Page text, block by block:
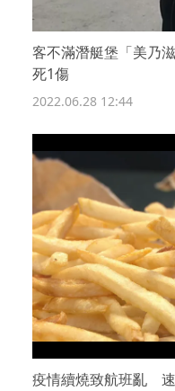
客不滿潛艇堡「美乃
死1傷
2022.06.28 12:44
疫情續燒致航班亂